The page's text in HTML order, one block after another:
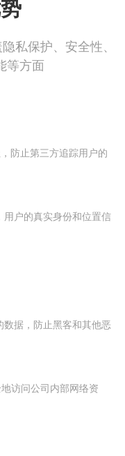
私保护、安全性、
等方面
防止第三方追踪用户的
户的真实身份和位置信
据，防止黑客和其他恶
访问公司内部网络资